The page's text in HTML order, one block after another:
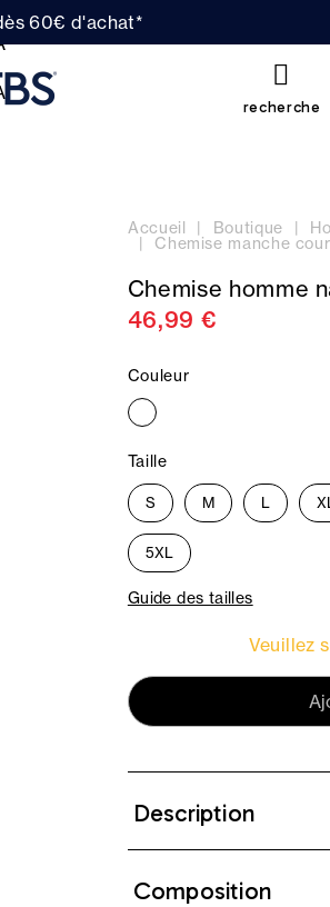
60€ d'achat*
recherche
Accueil Boutique
Chemise manche
Chemise homme
46,99 €
Couleur
Taille
S M L
5XL
Guide des tailles
Veuillez
Description
Composition